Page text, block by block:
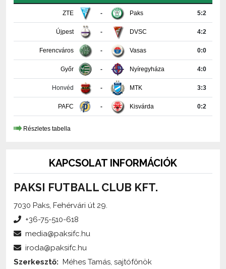
Újpest DVSC 4:2
Ferencváros Vasas 0:0
Győr Nyíregyháza 4:0
Honvéd MTK 3:3
PAFC Kisvárda 0:2
Részletes tabella
PAKSI FUTBALL CLUB KFT.
7030 Paks, Fehérvári út 29.
Küldjön üzenetet!